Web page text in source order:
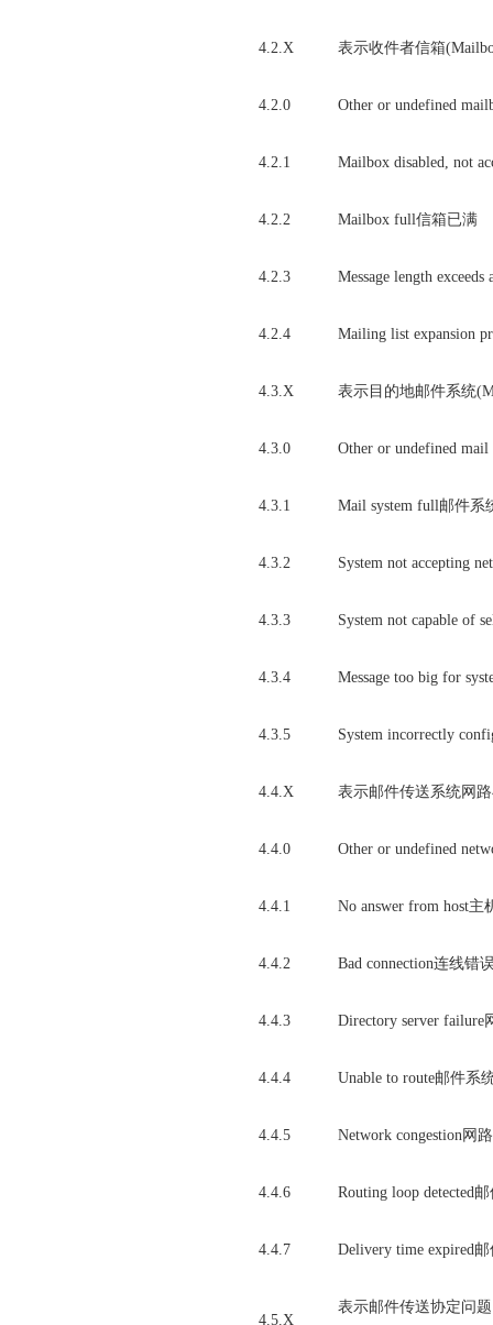
4.2.X 表示收件者信箱
4.2.0 Other or undefined
4.2.1 Mailbox disabled, not
4.2.2 Mailbox full信箱已满
4.2.3 Message length
4.2.4 Mailing list expansion
4.3.X 表示目的地邮件系统
4.3.0 Other or undefined
4.3.1 Mail system full邮件系
4.3.2 System not accepting
4.3.3 System not capable of
4.3.4 Message too big for
4.3.5 System incorrectly
4.4.X 表示邮件传送系统网
4.4.0 Other or undefined
4.4.1 No answer from host
4.4.2 Bad connection连线错
4.4.3 Directory server
4.4.4 Unable to route邮件系
4.4.5 Network congestion网
4.4.6 Routing loop detected
4.4.7 Delivery time expired
4.5.X
表示邮件传送协定问